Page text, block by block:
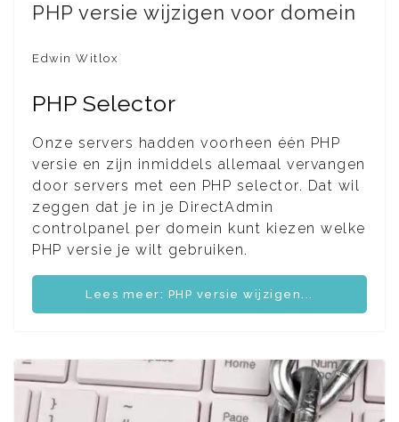
PHP versie wijzigen voor domein
Edwin Witlox
PHP Selector
Onze servers hadden voorheen één PHP
versie en zijn inmiddels allemaal vervangen
door servers met een PHP selector. Dat wil
zeggen dat je in je DirectAdmin
controlpanel per domein kunt kiezen welke
PHP versie je wilt gebruiken.
Lees meer: PHP versie wijzigen...